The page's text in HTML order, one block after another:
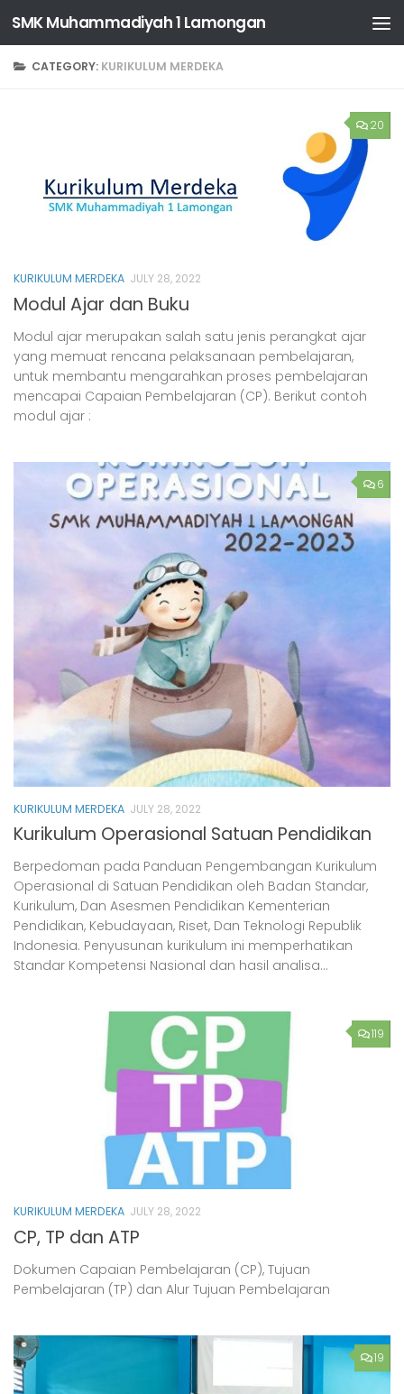
Skip to content
SMK Muhammadiyah 1 Lamongan
CATEGORY: KURIKULUM MERDEKA
20
KURIKULUM MERDEKA JULY 28, 2022
Modul Ajar dan Buku
Modul ajar merupakan salah satu jenis perangkat ajar
yang memuat rencana pelaksanaan pembelajaran,
untuk membantu mengarahkan proses pembelajaran
mencapai Capaian Pembelajaran (CP). Berikut contoh
modul ajar :
6
KURIKULUM MERDEKA JULY 28, 2022
Kurikulum Operasional Satuan Pendidikan
Berpedoman pada Panduan Pengembangan Kurikulum
Operasional di Satuan Pendidikan oleh Badan Standar,
Kurikulum, Dan Asesmen Pendidikan Kementerian
Pendidikan, Kebudayaan, Riset, Dan Teknologi Republik
Indonesia. Penyusunan kurikulum ini memperhatikan
Standar Kompetensi Nasional dan hasil analisa...
119
KURIKULUM MERDEKA JULY 28, 2022
CP, TP dan ATP
Dokumen Capaian Pembelajaran (CP), Tujuan
Pembelajaran (TP) dan Alur Tujuan Pembelajaran
19